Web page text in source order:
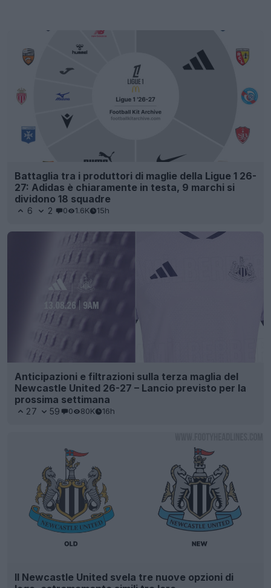
Battaglia tra i produttori di maglie della Ligue 1 26-
27: Adidas è chiaramente in testa, 9 marchi si
dividono 18 squadre
6 2 0 1.6K 15h
Anticipazioni e filtrazioni sulla terza maglia del
Newcastle United 26-27 – Lancio previsto per la
prossima settimana
27 59 0 80K 16h
Il Newcastle United svela tre nuove opzioni di